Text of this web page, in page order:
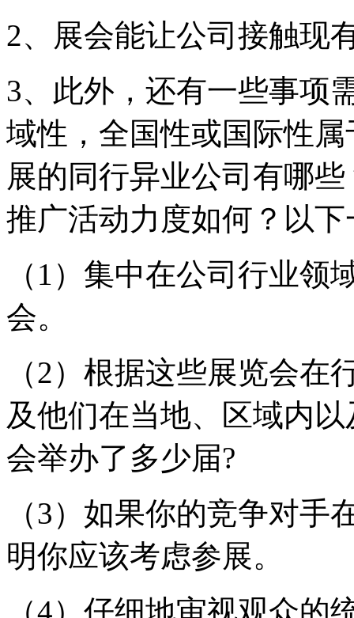
2、展会能让公司接触现
3、此外，还有一些事项
域性，全国性或国际性
展的同行异业公司有哪
推广活动力度如何？以
（1）集中在公司行业
会。
（2）根据这些展览会
及他们在当地、区域内
会举办了多少届?
（3）如果你的竞争对
明你应该考虑参展。
（4）仔细地审视观众